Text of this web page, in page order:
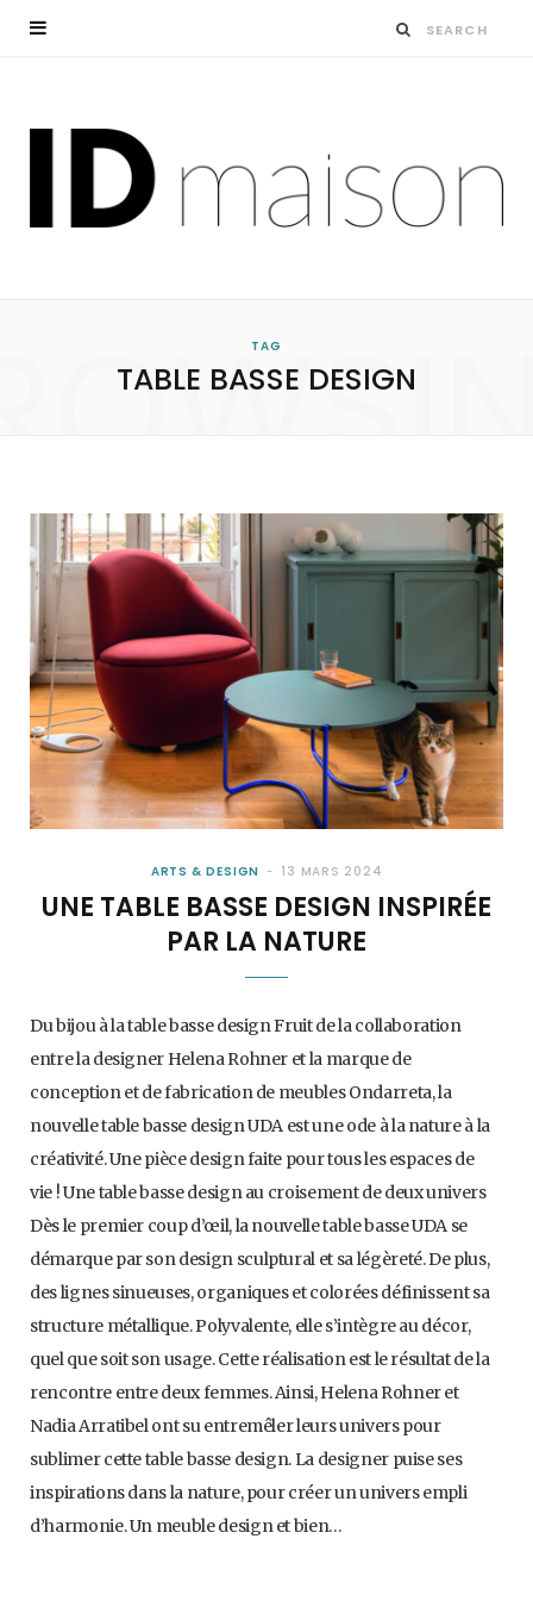
TAG
TABLE BASSE DESIGN
ARTS & DESIGN 13 MARS 2024
UNE TABLE BASSE DESIGN INSPIRÉE
PAR LA NATURE
Du bijou à la table basse design Fruit de la collaboration
entre la designer Helena Rohner et la marque de
conception et de fabrication de meubles Ondarreta, la
nouvelle table basse design UDA est une ode à la nature à la
créativité. Une pièce design faite pour tous les espaces de
vie ! Une table basse design au croisement de deux univers
Dès le premier coup d’œil, la nouvelle table basse UDA se
démarque par son design sculptural et sa légèreté. De plus,
des lignes sinueuses, organiques et colorées définissent sa
structure métallique. Polyvalente, elle s’intègre au décor,
quel que soit son usage. Cette réalisation est le résultat de la
rencontre entre deux femmes. Ainsi, Helena Rohner et
Nadia Arratibel ont su entremêler leurs univers pour
sublimer cette table basse design. La designer puise ses
inspirations dans la nature, pour créer un univers empli
d’harmonie. Un meuble design et bien…